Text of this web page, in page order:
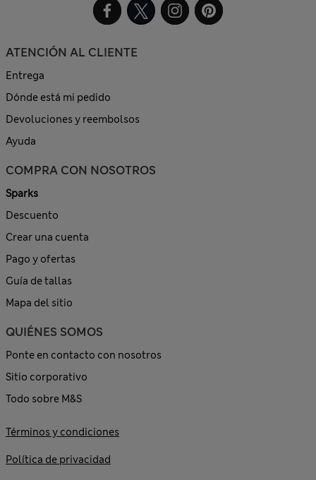
ATENCIÓN AL CLIENTE
Entrega
Dónde está mi pedido
Devoluciones y reembolsos
Ayuda
COMPRA CON NOSOTROS
Sparks
Descuento
Crear una cuenta
Pago y ofertas
Guía de tallas
Mapa del sitio
QUIÉNES SOMOS
Ponte en contacto con nosotros
Sitio corporativo
Todo sobre M&S
Términos y condiciones
Política de privacidad